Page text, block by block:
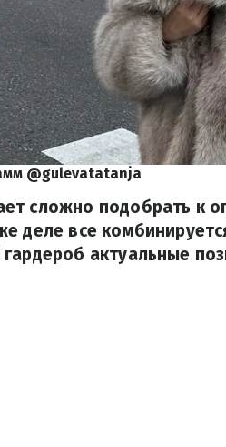
@gulevatatanja
сложно подобрать к
деле все
актуальные